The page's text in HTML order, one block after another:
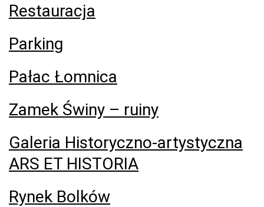
Restauracja
Parking
Pałac Łomnica
Zamek Świny – ruiny
Galeria Historyczno-artystyczna
ARS ET HISTORIA
Rynek Bolków